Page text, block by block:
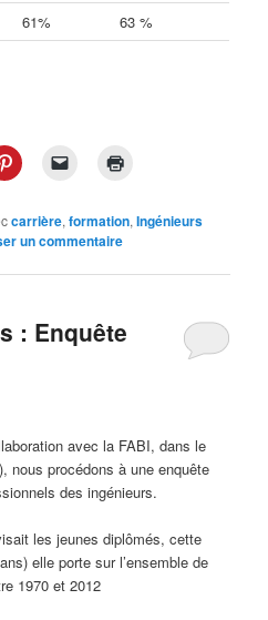
61% 63 %
carrière,formation,Ingénieurs
un commentaire
: Enquête
avec la FABI, dans le
nous procédons à une enquête
des ingénieurs.
les jeunes diplômés, cette
elle porte sur l’ensemble de
1970 et 2012